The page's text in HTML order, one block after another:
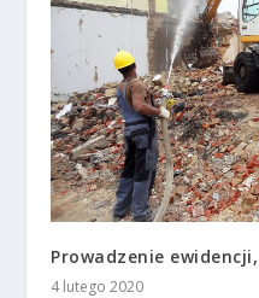
Prowadzenie
4 lutego 2020